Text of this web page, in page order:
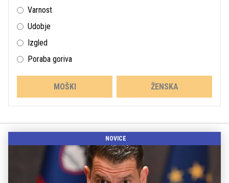
Varnost
Udobje
Izgled
Poraba goriva
MOŠKI ŽENSKA
NOVICE